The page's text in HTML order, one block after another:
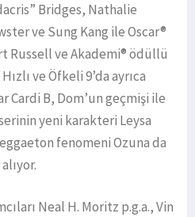
Bridges, Nathalie
ve Sung Kang ile Oscar®
Russell ve Akademi® ödüllü
ve Öfkeli 9’da ayrıca
Cardi B, Dom’un geçmişi ile
yeni karakteri Leysa
fenomeni Ozuna da
Neal H. Moritz p.g.a., Vin